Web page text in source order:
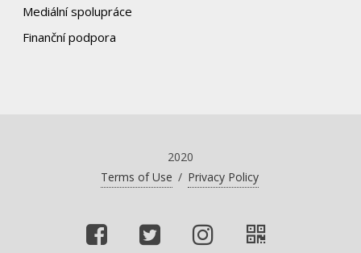
Mediální spolupráce
Finanční podpora
2020
Terms of Use / Privacy Policy